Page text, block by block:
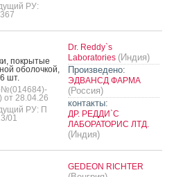
РУ:
пок­ры­тые
обо­лоч­кой,
шт.
от 28.04.26
РУ: П
01
Dr. Reddy`s
Laboratories (Индия)
Произведено:
ЭДВАНСД ФАРМА
(Россия)
контакты:
ДР. РЕДДИ`С
ЛАБОРАТОРИС ЛТД.
(Индия)
GEDEON RICHTER